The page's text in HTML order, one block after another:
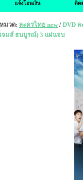
แจ้งโอนเงิน ติด
หมวด: ละครไทย new / DVD
เจมส์ ธนบูรณ์) 3 แผ่นจบ